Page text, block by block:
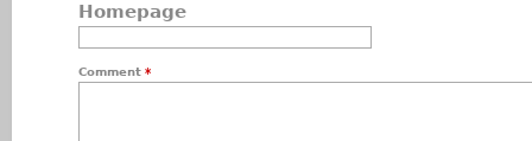
Homepage
Comment *